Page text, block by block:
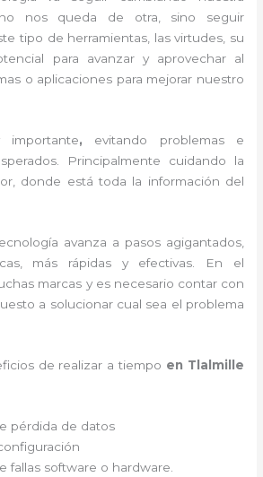
nos queda de otra, sino seguir
tipo de herramientas, las virtudes, su
para avanzar y aprovechar al
o aplicaciones para mejorar nuestro
, evitando problemas e
Principalmente cuidando la
donde está toda la información del
avanza a pasos agigantados,
más rápidas y efectivas . En el
marcas y es necesario contar con
a solucionar cual sea el problema
de realizar a tiempo en Tlalmille
pérdida de datos
fallas software o hardware